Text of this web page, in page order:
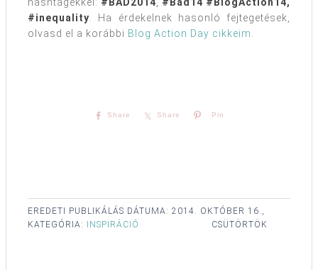
hashtagekkel: #BAD2014, #Bad14 #BlogAction14,
#inequality. Ha érdekelnek hasonló fejtegetések,
olvasd el a korábbi Blog Action Day cikkeim.
Share Share Pin
EREDETI PUBLIKÁLÁS DÁTUMA: 2014. OKTÓBER 16.,
CSÜTÖRTÖK
KATEGÓRIA: INSPIRÁCIÓ